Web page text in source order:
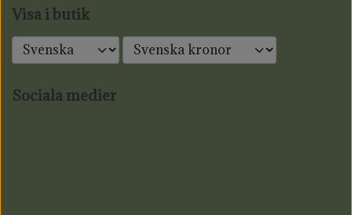
Visa i butik
Sociala medier